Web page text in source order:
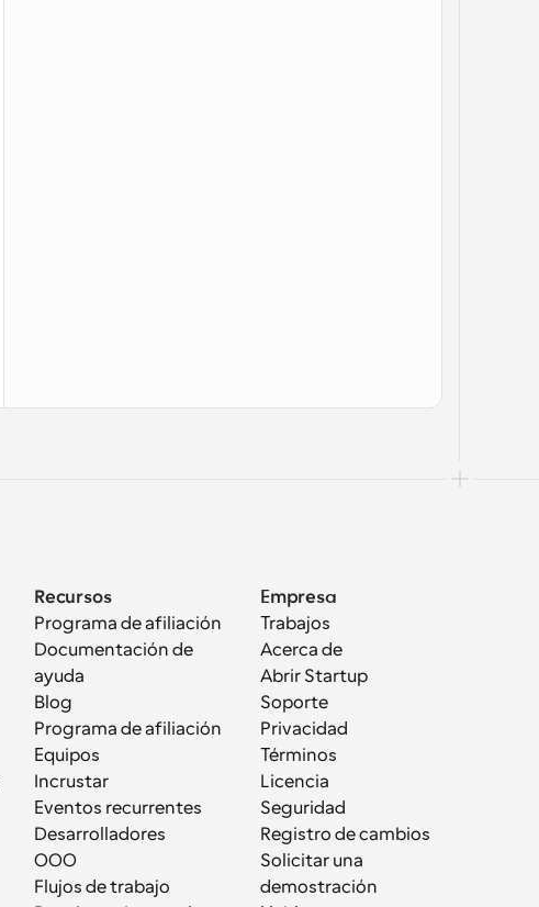
Recursos
Programa de afiliación
Documentación de
ayuda
Blog
Programa de afiliación
Equipos
Incrustar
Eventos recurrentes
Desarrolladores
OOO
Flujos de trabajo
Empresa
Trabajos
Acerca de
Abrir Startup
Soporte
Privacidad
Términos
Licencia
Seguridad
Registro de cambios
Solicitar una
demostración